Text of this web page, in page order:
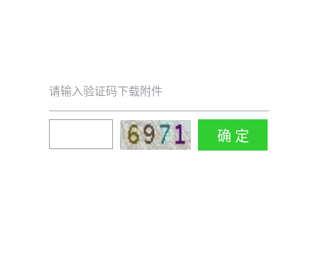
请输入验证码下载附件